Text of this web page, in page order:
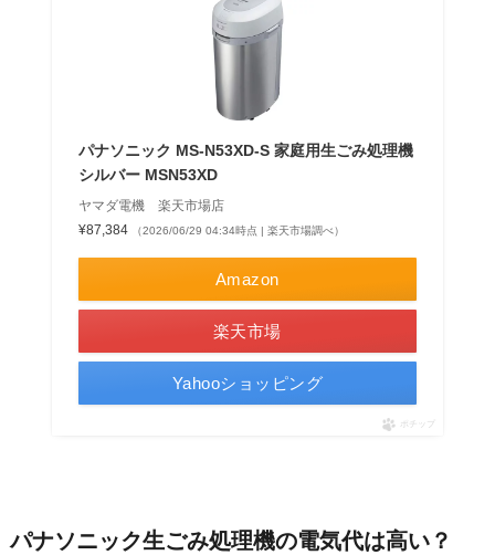
パナソニック MS-N53XD-S 家庭用生ごみ処理機
シルバー MSN53XD
ヤマダ電機 楽天市場店
¥87,384
（2026/06/29 04:34時点 | 楽天市場調べ）
Amazon
楽天市場
Yahooショッピング
ポチップ
パナソニック生ごみ処理機の電気代は高い？